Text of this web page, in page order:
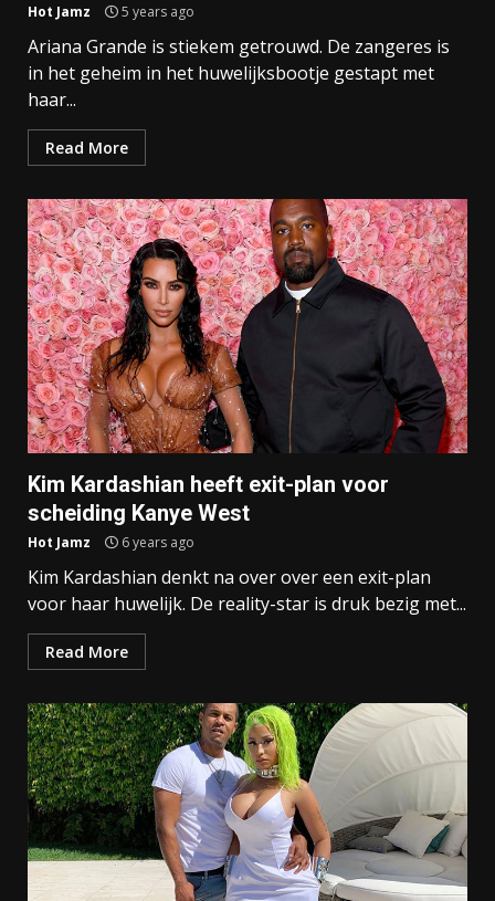
Hot Jamz 5 years ago
Ariana Grande is stiekem getrouwd. De zangeres is
in het geheim in het huwelijksbootje gestapt met
haar...
Read More
Kim Kardashian heeft exit-plan voor
scheiding Kanye West
Hot Jamz 6 years ago
Kim Kardashian denkt na over over een exit-plan
voor haar huwelijk. De reality-star is druk bezig met...
Read More